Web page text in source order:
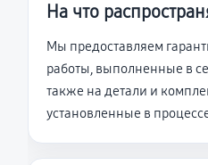
На что
Мы предоставляем
работы, выполненные в
также на детали и
установленные в